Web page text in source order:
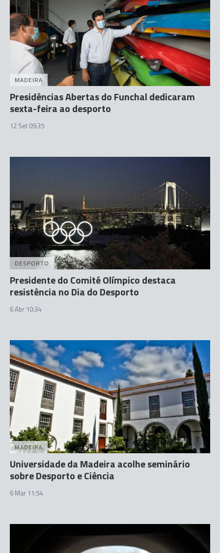
MADEIRA
Presidências Abertas do Funchal dedicaram
sexta-feira ao desporto
12 Set 09:35
DESPORTO
Presidente do Comité Olímpico destaca
resistência no Dia do Desporto
6 Abr 10:34
MADEIRA
Universidade da Madeira acolhe seminário
sobre Desporto e Ciência
6 Mar 11:54